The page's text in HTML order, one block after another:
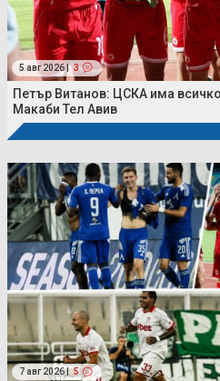
5 авг 2026 | 3
Петър Витанов: ЦСКА има
Макаби Тел Авив
7 авг 2026 | 5